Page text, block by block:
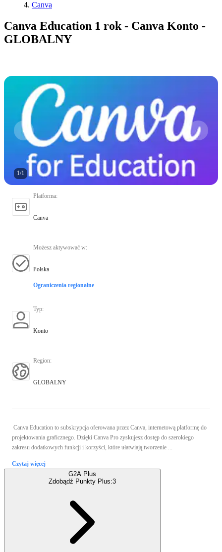
Canva
Canva Education 1 rok - Canva Konto -
GLOBALNY
1/1
Platforma:
Canva
Możesz aktywować w:
Polska
Ograniczenia regionalne
Typ:
Konto
Region:
GLOBALNY
Canva Education to subskrypcja oferowana przez Canva, internetową platformę do
projektowania graficznego. Dzięki Canva Pro zyskujesz dostęp do szerokiego
zakresu dodatkowych funkcji i korzyści, które ułatwiają tworzenie ...
Czytaj więcej
G2A Plus
Zdobądź Punkty Plus:3